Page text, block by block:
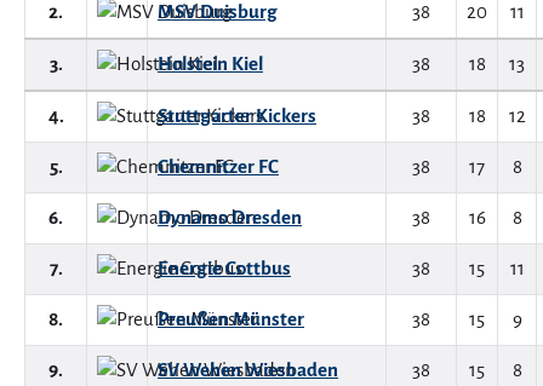
2. MSV Duisburg 38 20 11
3. Holstein Kiel 38 18 13
4. Stuttgarter Kickers 38 18 12
5. Chemnitzer FC 38 17 8
6. Dynamo Dresden 38 16 8
7. Energie Cottbus 38 15 11
8. Preußen Münster 38 15 9
9. SV Wehen Wiesbaden 38 15 8